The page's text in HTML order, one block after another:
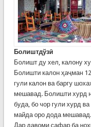
Болиштдўзӣ
Болишт ду хел, калону
Болишти калон ҳаҷман
гули калон ва баргу
мешавад. Болишти хурд
буда, бо чор гули хурд
майда оро дода мешавад.
Дар давоми сафар ба